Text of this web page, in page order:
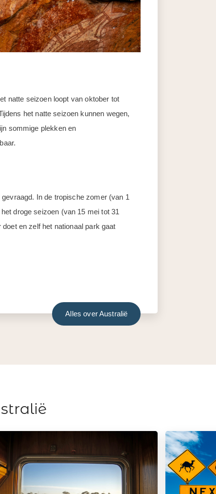
natte seizoen loopt van oktober tot
het natte seizoen kunnen wegen,
sommige plekken en
In de tropische zomer (van 1
droge seizoen (van 15 mei tot 31
en zelf het nationaal park gaat
Alles over Australië